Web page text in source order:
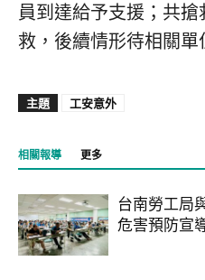
員到達給予支援；共
救，後續情形待相關單
主題 工安意外
相關報導 更多
台南勞工局
危害預防宣